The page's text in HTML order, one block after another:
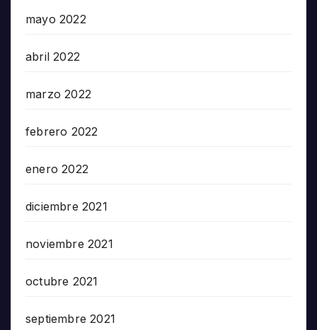
mayo 2022
abril 2022
marzo 2022
febrero 2022
enero 2022
diciembre 2021
noviembre 2021
octubre 2021
septiembre 2021